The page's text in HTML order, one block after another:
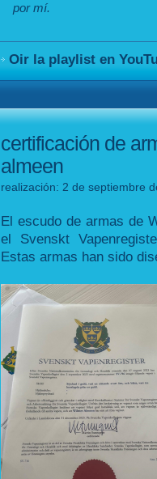
por mí.
Oir la playlist en
certificación de
almeen
realización: 2 de septiembre
El escudo de armas de
el Svenskt
Estas armas han sido